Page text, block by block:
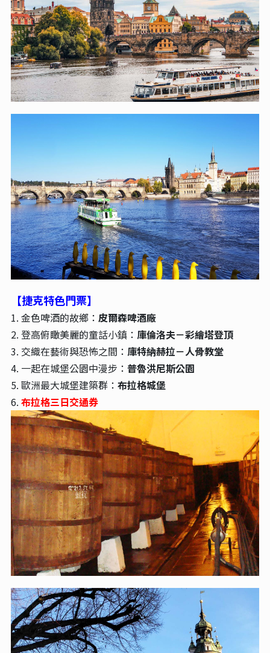
【捷克特色門票】
1. 金色啤酒的故鄉： 皮爾森啤酒廠
2. 登高俯瞰美麗的童話小鎮： 庫倫洛夫－彩繪塔登頂
3. 交織在藝術與恐怖之間： 庫特納赫拉－人骨教堂
4. 一起在城堡公園中漫步： 普魯洪尼斯公園
5. 歐洲最大城堡建築群： 布拉格城堡
6. 布拉格三日交通券